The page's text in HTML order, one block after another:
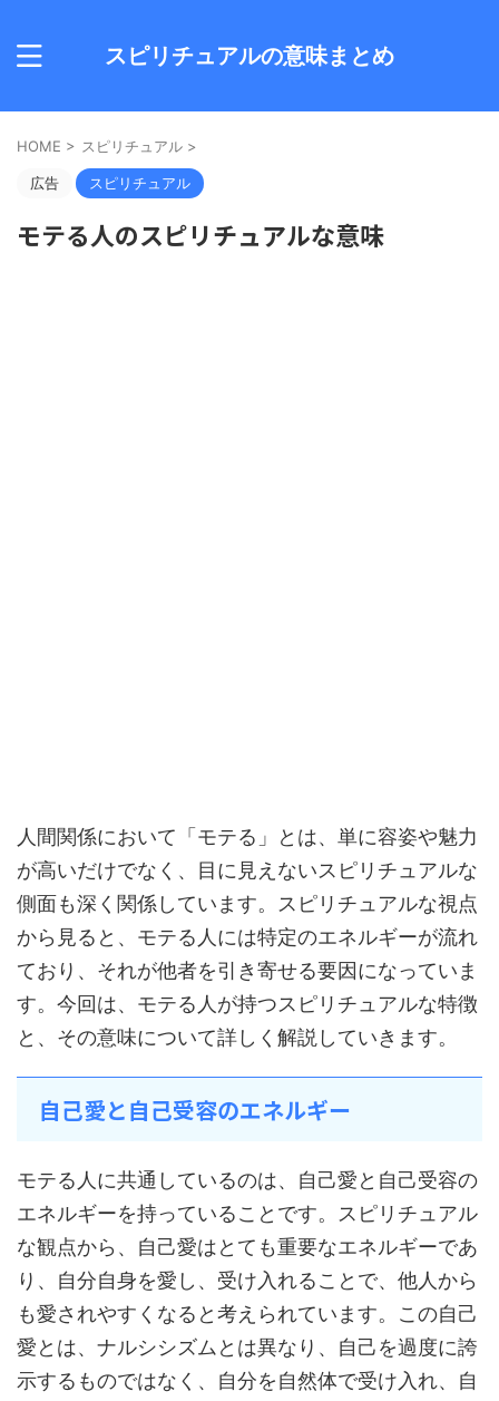
スピリチュアルの意味まとめ
HOME > スピリチュアル >
広告 スピリチュアル
モテる人のスピリチュアルな意味
人間関係において「モテる」とは、単に容姿や魅力
が高いだけでなく、目に見えないスピリチュアルな
側面も深く関係しています。スピリチュアルな視点
から見ると、モテる人には特定のエネルギーが流れ
ており、それが他者を引き寄せる要因になっていま
す。今回は、モテる人が持つスピリチュアルな特徴
と、その意味について詳しく解説していきます。
自己愛と自己受容のエネルギー
モテる人に共通しているのは、自己愛と自己受容の
エネルギーを持っていることです。スピリチュアル
な観点から、自己愛はとても重要なエネルギーであ
り、自分自身を愛し、受け入れることで、他人から
も愛されやすくなると考えられています。この自己
愛とは、ナルシシズムとは異なり、自己を過度に誇
示するものではなく、自分を自然体で受け入れ、自